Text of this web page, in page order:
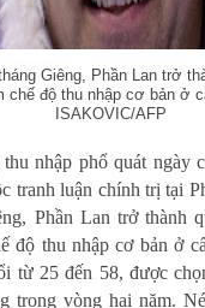
Giêng, Phần Lan trở
chế độ thu nhập cơ bản ở
ISAKOVIC/AFP
nhập phổ quát ngày
tranh luận chính trị tại
, Phần Lan trở thành
độ thu nhập cơ bản ở
từ 25 đến 58, được
trong vòng hai năm.